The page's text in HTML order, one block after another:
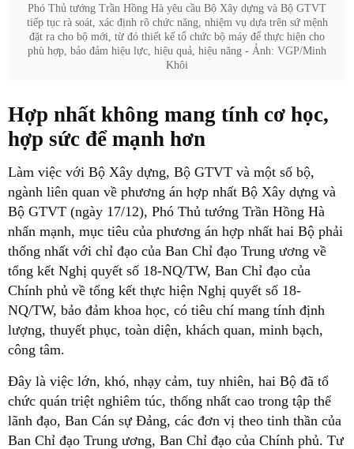
Phó Thủ tướng Trần Hồng Hà yêu cầu Bộ Xây dựng và Bộ GTVT
tiếp tục rà soát, xác định rõ chức năng, nhiệm vụ dựa trên sứ mệnh
đặt ra cho bộ mới, từ đó thiết kế tổ chức bộ máy để thực hiện cho
phù hợp, bảo đảm hiệu lực, hiệu quả, hiệu năng - Ảnh: VGP/Minh
Khôi
Hợp nhất không mang tính cơ học,
hợp sức để mạnh hơn
Làm việc với Bộ Xây dựng, Bộ GTVT và một số bộ,
ngành liên quan về phương án hợp nhất Bộ Xây dựng và
Bộ GTVT (ngày 17/12), Phó Thủ tướng Trần Hồng Hà
nhấn mạnh, mục tiêu của phương án hợp nhất hai Bộ phải
thống nhất với chỉ đạo của Ban Chỉ đạo Trung ương về
tổng kết Nghị quyết số 18-NQ/TW, Ban Chỉ đạo của
Chính phủ về tổng kết thực hiện Nghị quyết số 18-
NQ/TW, bảo đảm khoa học, có tiêu chí mang tính định
lượng, thuyết phục, toàn diện, khách quan, minh bạch,
công tâm.
Đây là việc lớn, khó, nhạy cảm, tuy nhiên, hai Bộ đã tổ
chức quán triệt nghiêm túc, thống nhất cao trong tập thể
lãnh đạo, Ban Cán sự Đảng, các đơn vị theo tinh thần của
Ban Chỉ đạo Trung ương, Ban Chỉ đạo của Chính phủ. Tư